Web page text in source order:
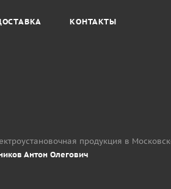
КОНТАКТЫ
продукция в
Антон Олегович